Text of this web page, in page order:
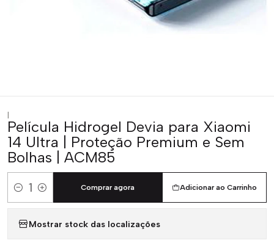
|
Película Hidrogel Devia para Xiaomi
14 Ultra | Proteção Premium e Sem
Bolhas | ACM85
Quantidade
Adicionar ao Carrinho
Comprar agora
Mostrar stock das localizações